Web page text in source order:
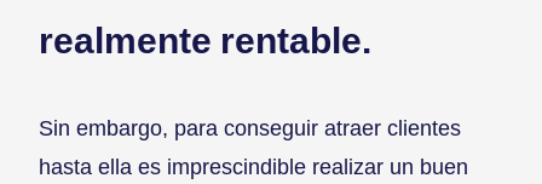
realmente rentable.
Sin embargo, para conseguir atraer clientes
hasta ella es imprescindible realizar un buen